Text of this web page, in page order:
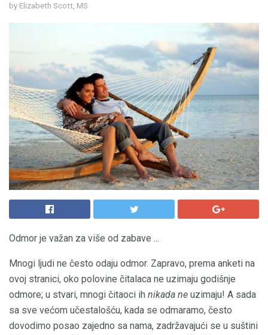
by Elizabeth Scott, MS
Odmor je važan za više od zabave ...
Mnogi ljudi ne često odaju odmor. Zapravo, prema anketi na
ovoj stranici, oko polovine čitalaca ne uzimaju godišnje
odmore; u stvari, mnogi čitaoci ih nikada ne uzimaju! A sada
sa sve većom učestalošću, kada se odmaramo, često
dovodimo posao zajedno sa nama, zadržavajući se u suštini